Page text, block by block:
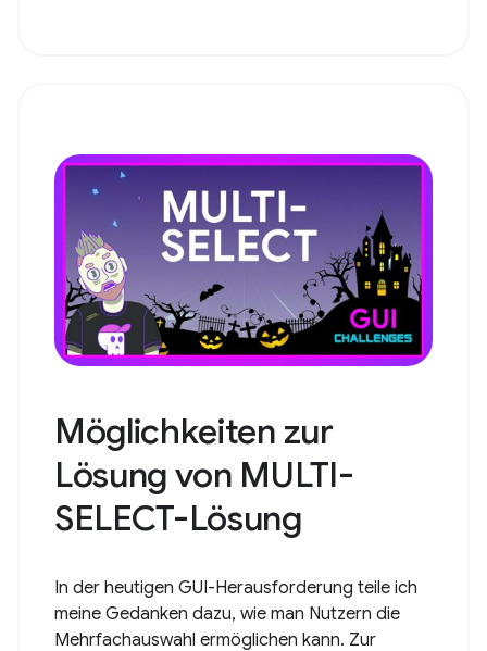
Möglichkeiten zur
Lösung von MULTI-
SELECT-Lösung
In der heutigen GUI-Herausforderung teile ich
meine Gedanken dazu, wie man Nutzern die
Mehrfachauswahl ermöglichen kann. Zur